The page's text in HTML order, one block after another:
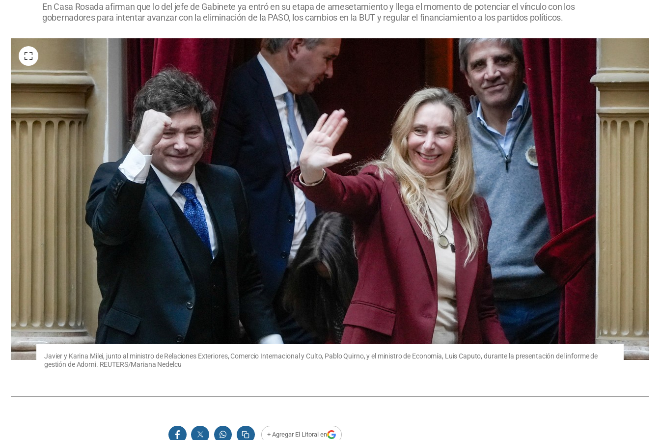
En Casa Rosada afirman que lo del jefe de Gabinete ya entró en su etapa de amesetamiento y llega el momento de potenciar el vínculo con los
gobernadores para intentar avanzar con la eliminación de la PASO, los cambios en la BUT y regular el financiamiento a los partidos políticos.
Javier y Karina Milei, junto al ministro de Relaciones Exteriores, Comercio Internacional y Culto, Pablo Quirno, y el ministro de Economía, Luis Caputo, durante la presentación del informe de
gestión de Adorni. REUTERS/Mariana Nedelcu
+ Agregar El Litoral en